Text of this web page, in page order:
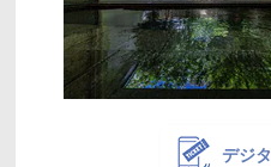
デジ